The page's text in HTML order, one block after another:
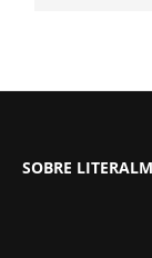
SOBRE